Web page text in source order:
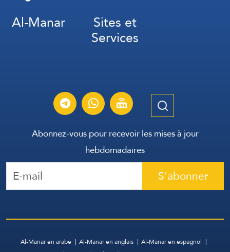
Al-Manar Sites et
Services
Abonnez-vous pour recevoir les mises à jour
hebdomadaires
S'abonner
Al-Manar en arabe Al-Manar en anglais
Al-Manar en espagnol